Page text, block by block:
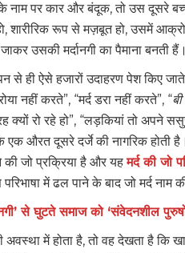
नाम पर कार और बंदूक, तो उस दूसरे
शारीरिक रूप से मज़बूत हो, उसमें
उसकी मर्दानगी का पैमाना बनती हैं।
से ही ऐसे हजारों उदाहरण पेश किए
रोया नहीं करते”, “मर्द डरा नहीं करते”, “
क्यों रो रहे हो”, “लड़कियां तो अपने
एक औरत दूसरे दर्जे की नागरिक
की जो प्रक्रिया है और यहमर्द की जो
परिभाषा में ढल पाने के बाद जो मर्द
से घुटते समाज को ‘संवेदनशील
अवस्था में होता है, तो वह देखता है